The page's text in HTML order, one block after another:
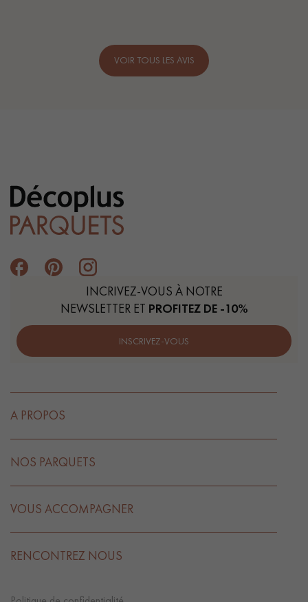
VOIR TOUS LES AVIS
INCRIVEZ-VOUS À NOTRE
NEWSLETTER ET PROFITEZ DE -10%
INSCRIVEZ-VOUS
A PROPOS
NOS PARQUETS
VOUS ACCOMPAGNER
RENCONTREZ NOUS